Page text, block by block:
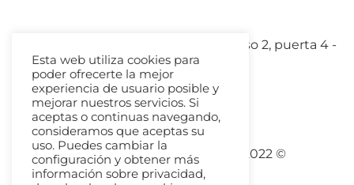
Avenida Marques de Sotelo 3 - piso 2, puerta 4 -
Valencia, España
Conversa Spanish Institute 2022 ©
Privacy Policy
Esta web utiliza cookies para
poder ofrecerte la mejor
experiencia de usuario posible y
mejorar nuestros servicios. Si
aceptas o continuas navegando,
consideramos que aceptas su
uso. Puedes cambiar la
configuración y obtener más
información sobre privacidad,